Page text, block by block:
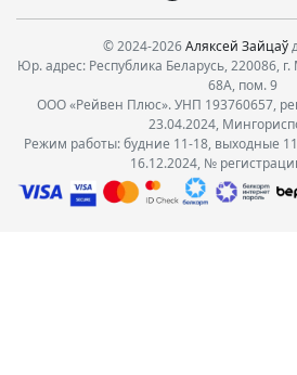
© 2024-2026Аляксей Зайцаў
Юр. адрес: Республика Беларусь, 220086,
68А, пом. 9
ООО «Рейвен Плюс». УНП 193760657,
23.04.2024,
Режим работы: будние 11-18, выходные
16.12.2024, №